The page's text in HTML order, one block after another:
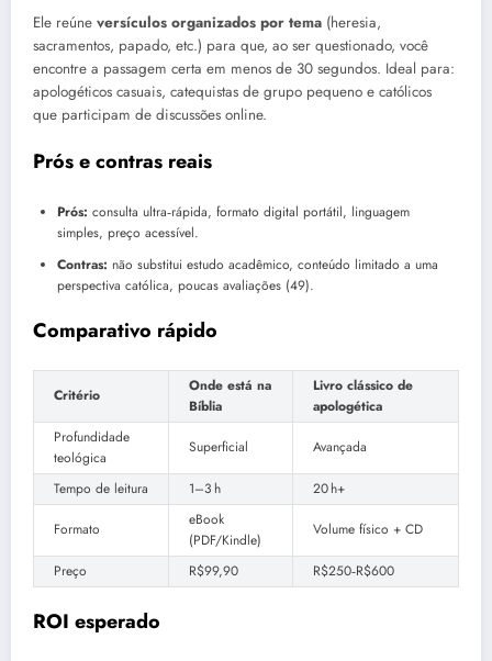
Ele reúne versículos organizados por tema (heresia,
sacramentos, papado, etc.) para que, ao ser questionado, você
encontre a passagem certa em menos de 30 segundos. Ideal para:
apologéticos casuais, catequistas de grupo pequeno e católicos
que participam de discussões online.
Prós e contras reais
Prós: consulta ultra‑rápida, formato digital portátil, linguagem
simples, preço acessível.
Contras: não substitui estudo acadêmico, conteúdo limitado a uma
perspectiva católica, poucas avaliações (49).
Comparativo rápido
Critério
Onde está na
Bíblia
Livro clássico de
apologética
Profundidade
teológica
Superficial Avançada
Tempo de leitura 1–3 h 20 h+
Formato
eBook
(PDF/Kindle)
Volume físico + CD
Preço R$99,90 R$250‑R$600
ROI esperado